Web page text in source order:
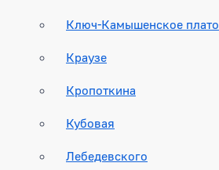
Ключ-Камышенское плато
Краузе
Кропоткина
Кубовая
Лебедевского